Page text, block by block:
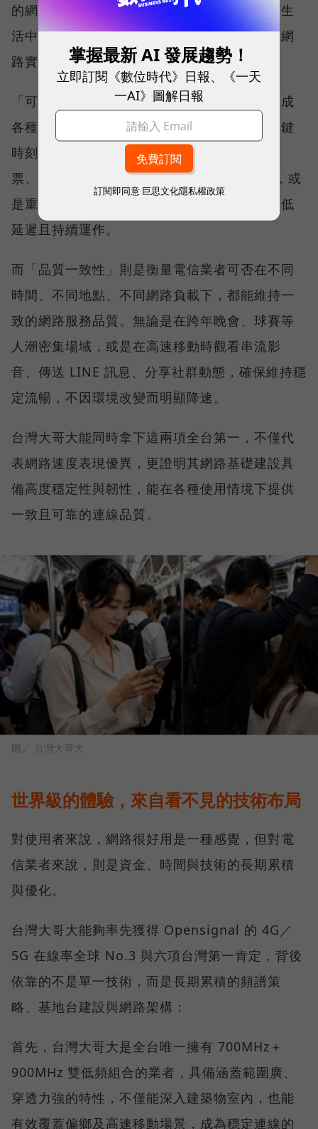
的網路表現，這兩項指標更重視使用者在真實生
活中的整體體驗，因此也是最能反映電信業者網
路實力、最難取得的獎項。
「可靠性體驗」衡量的是使用者是否能順利完成
各種數位應用，因此，考驗的是網路服務在關鍵
時刻不中斷的能力。例如，搶購熱門演唱會門
票、秒殺限量商品、超商結帳掃描 QR Code，或
是重要的線上會議，都需要網路能即時回應、低
延遲且持續運作。
而「品質一致性」則是衡量電信業者可否在不同
時間、不同地點、不同網路負載下，都能維持一
致的網路服務品質。無論是在跨年晚會、球賽等
人潮密集場域，或是在高速移動時觀看串流影
音、傳送 LINE 訊息、分享社群動態，確保維持穩
定流暢，不因環境改變而明顯降速。
台灣大哥大能同時拿下這兩項全台第一，不僅代
表網路速度表現優異，更證明其網路基礎建設具
備高度穩定性與韌性，能在各種使用情境下提供
一致且可靠的連線品質。
圖／ 台灣大哥大
世界級的體驗，來自看不見的技術布局
對使用者來說，網路很好用是一種感覺，但對電
信業者來說，則是資金、時間與技術的長期累積
與優化。
台灣大哥大能夠率先獲得 Opensignal 的 4G／
5G 在線率全球 No.3 與六項台灣第一肯定，背後
依靠的不是單一技術，而是長期累積的頻譜策
略、基地台建設與網路架構：
首先，台灣大哥大是全台唯一擁有 700MHz＋
900MHz 雙低頻組合的業者，具備涵蓋範圍廣、
穿透力強的特性，不僅能深入建築物室內，也能
有效覆蓋偏鄉及高速移動場景，成為穩定連線的
掌握最新 AI 發展趨勢！
立即訂閱《數位時代》日報、《一天
一AI》圖解日報
訂閱即同意 巨思文化隱私權政策